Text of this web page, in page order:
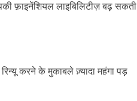
फ़ाइनेंशियल लाइबिलिटीज़ बढ़ सकती
करने के मुकाबले ज़्यादा महंगा पड़